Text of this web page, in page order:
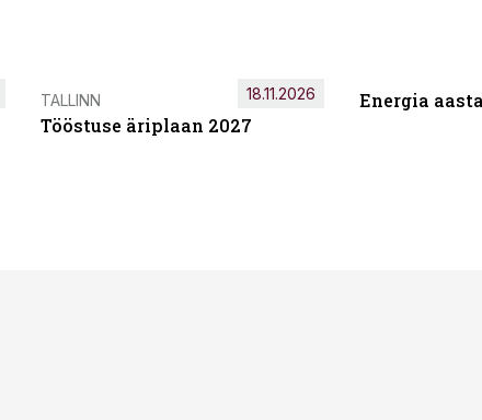
TALLINN
Tööstuse äriplaan 2027
18.11.2026 Energia